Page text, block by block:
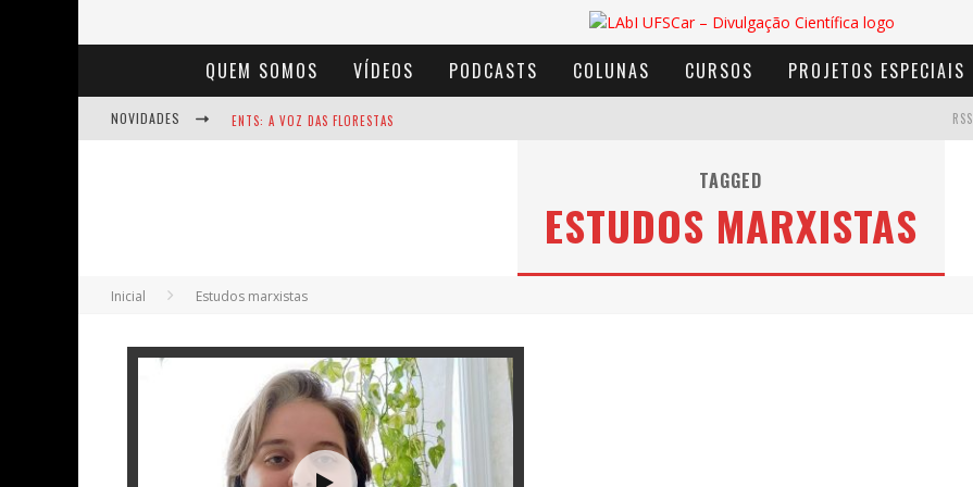
QUEM SOMOS VÍDEOS PODCASTS COLUNAS CURSOS PROJETOS ESPECIAIS
NOVIDADES ENTS: A VOZ DAS FLORESTAS
BAÚ DE HISTÓRIAS - A JAMAIS IMAGINADA AVENTURA COM OS MOINHOS DE VENTO
RSS
TAGGED
ESTUDOS MARXISTAS
Inicial Estudos marxistas